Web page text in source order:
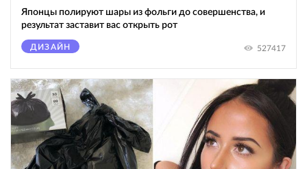
Японцы полируют шары из фольги до совершенства, и
результат заставит вас открыть рот
ДИЗАЙН 527417